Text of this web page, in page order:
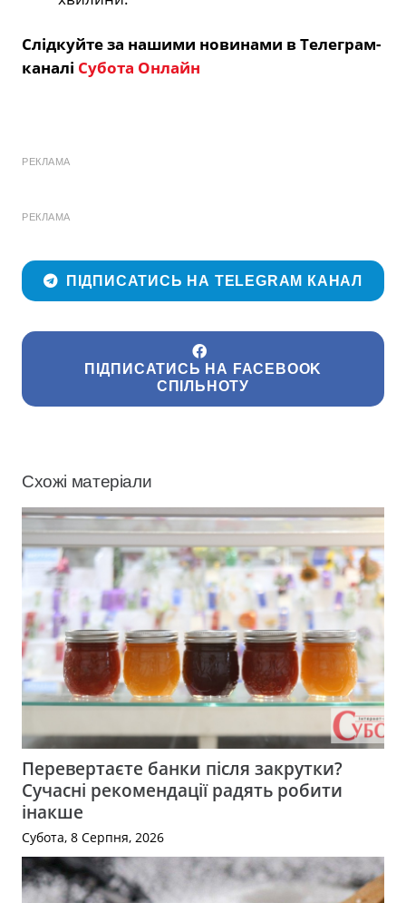
Слідкуйте за нашими новинами в Телеграм-
каналі Субота Онлайн
РЕКЛАМА
РЕКЛАМА
ПІДПИСАТИСЬ НА TELEGRAM КАНАЛ
ПІДПИСАТИСЬ НА FACEBOOK
СПІЛЬНОТУ
Схожі матеріали
Перевертаєте банки після закрутки?
Сучасні рекомендації радять робити
інакше
Субота, 8 Серпня, 2026